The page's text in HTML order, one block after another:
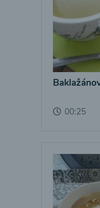
00:25